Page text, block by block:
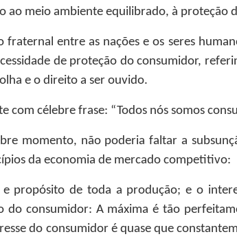
ao meio ambiente equilibrado, à proteção
fraternal entre as nações e os seres
de proteção do consumidor,
e o direito a ser ouvido.
com célebre frase: “Todos nós somos
momento, não poderia faltar a
da economia de mercado competitivo:
propósito de toda a produção; e o
do consumidor: A máxima é tão
do consumidor é quase que